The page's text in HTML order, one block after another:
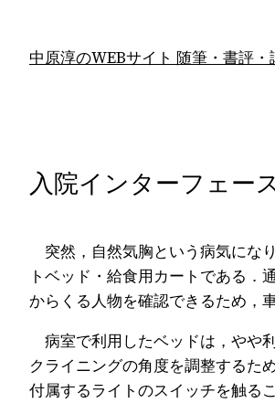
中原淳のWEBサイト 随筆・書評・
入院インターフェー
突然，自然気胸という病気にな
トベッド・給食用カートである
からくる人物を確認できるため，
病室で利用したベッドは，やや
クライニングの角度を調整するた
付属するライトのスイッチを触る